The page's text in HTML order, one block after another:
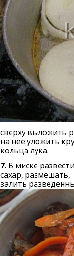
сверху выложить
на нее уложить
кольца лука.
7. В миске
сахар, размешать,
залить